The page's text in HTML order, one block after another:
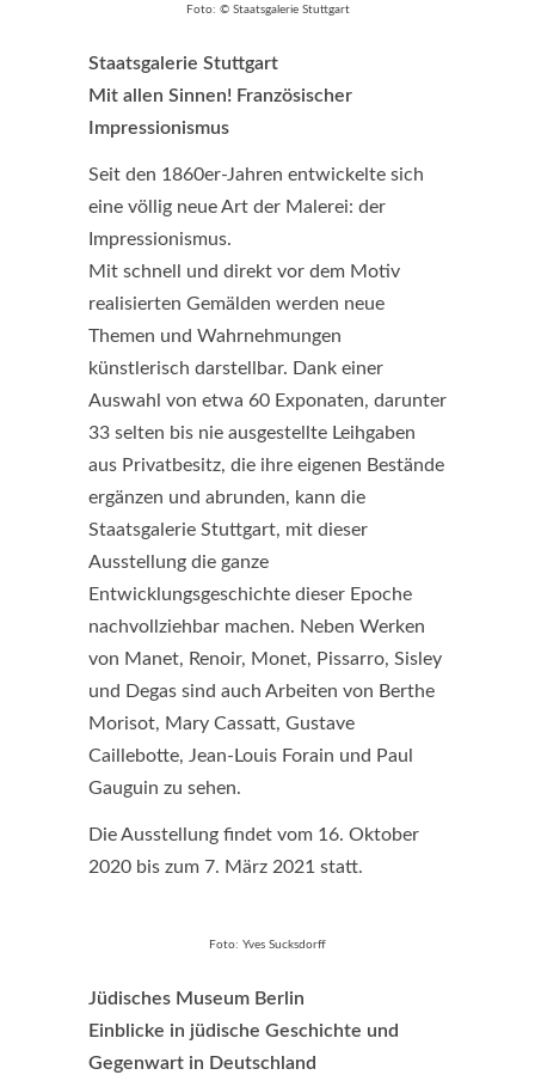
Foto: © Staatsgalerie Stuttgart
Staatsgalerie Stuttgart
Mit allen Sinnen! Französischer
Impressionismus
Seit den 1860er-Jahren entwickelte sich
eine völlig neue Art der Malerei: der
Impressionismus.
Mit schnell und direkt vor dem Motiv
realisierten Gemälden werden neue
Themen und Wahrnehmungen
künstlerisch darstellbar. Dank einer
Auswahl von etwa 60 Exponaten, darunter
33 selten bis nie ausgestellte Leihgaben
aus Privatbesitz, die ihre eigenen Bestände
ergänzen und abrunden, kann die
Staatsgalerie Stuttgart, mit dieser
Ausstellung die ganze
Entwicklungsgeschichte dieser Epoche
nachvollziehbar machen. Neben Werken
von Manet, Renoir, Monet, Pissarro, Sisley
und Degas sind auch Arbeiten von Berthe
Morisot, Mary Cassatt, Gustave
Caillebotte, Jean-Louis Forain und Paul
Gauguin zu sehen.
Die Ausstellung findet vom 16. Oktober
2020 bis zum 7. März 2021 statt.
Foto: Yves Sucksdorff
Jüdisches Museum Berlin
Einblicke in jüdische Geschichte und
Gegenwart in Deutschland